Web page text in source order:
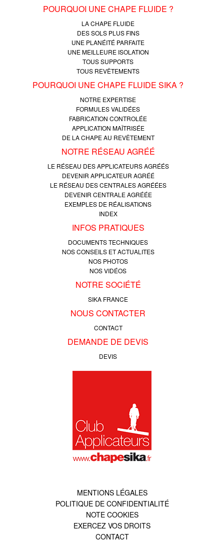
POURQUOI UNE CHAPE FLUIDE ?
LA CHAPE FLUIDE
DES SOLS PLUS FINS
UNE PLANÉITÉ PARFAITE
UNE MEILLEURE ISOLATION
TOUS SUPPORTS
TOUS REVÊTEMENTS
POURQUOI UNE CHAPE FLUIDE SIKA ?
NOTRE EXPERTISE
FORMULES VALIDÉES
FABRICATION CONTROLÉE
APPLICATION MAÎTRISÉE
DE LA CHAPE AU REVÊTEMENT
NOTRE RÉSEAU AGRÉÉ
LE RÉSEAU DES APPLICATEURS AGRÉÉS
DEVENIR APPLICATEUR AGRÉÉ
LE RÉSEAU DES CENTRALES AGRÉÉES
DEVENIR CENTRALE AGRÉÉE
EXEMPLES DE RÉALISATIONS
INDEX
INFOS PRATIQUES
DOCUMENTS TECHNIQUES
NOS CONSEILS ET ACTUALITES
NOS PHOTOS
NOS VIDÉOS
NOTRE SOCIÉTÉ
SIKA FRANCE
NOUS CONTACTER
CONTACT
DEMANDE DE DEVIS
DEVIS
MENTIONS LÉGALES
POLITIQUE DE CONFIDENTIALITÉ
NOTE COOKIES
EXERCEZ VOS DROITS
CONTACT